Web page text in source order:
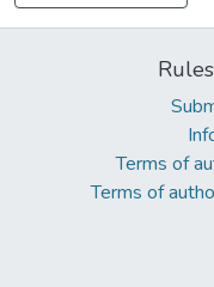
Terms of
Terms of